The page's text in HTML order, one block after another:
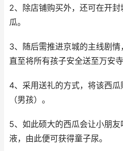
2、除店铺购买外，还可在开
瓜。
3、随后需推进京城的主线剧情
直至将所有孩子安全送至万安寺
4、采用送礼的方式，将该西
（男孩）。
5、如此硕大的西瓜会让小朋
液，由此便可获得童子尿。